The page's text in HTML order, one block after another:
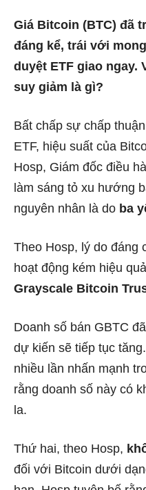
Giá Bitcoin (BTC) đã
đáng kể, trái với
duyệt ETF giao ngay.
suy giảm là gì?
Bất chấp sự chấp
ETF, hiệu suất của
Hosp, Giám đốc điều
làm sáng tỏ xu hướng
nguyên nhân là do ba
Theo Hosp, lý do đáng
hoạt động kém hiệu
Grayscale Bitcoin
Doanh số bán GBTC
dự kiến ​​sẽ tiếp tục
nhiều lần nhấn mạnh
rằng doanh số này có
la.
Thứ hai, theo Hosp,
đối với Bitcoin dưới